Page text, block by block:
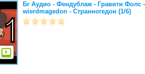
Бг Аудио - Фендублаж - Гравити Фолс
wierdmagedon - Странногедон (1/6)